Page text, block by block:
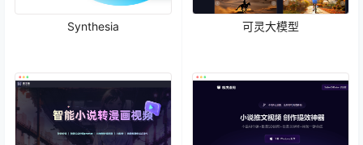
Synthesia 可灵大模型